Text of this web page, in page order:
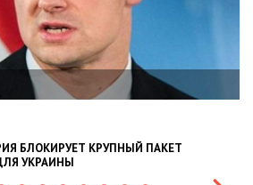
22.01.2024
НАЦПОЛІЦІЯ ЛЯКАЄ ГРОМАДЯН
СИТУАЦІЇ В РАЗІ МОБІЛІЗАЦІЇ ПОЛІЦІЯНТІВ